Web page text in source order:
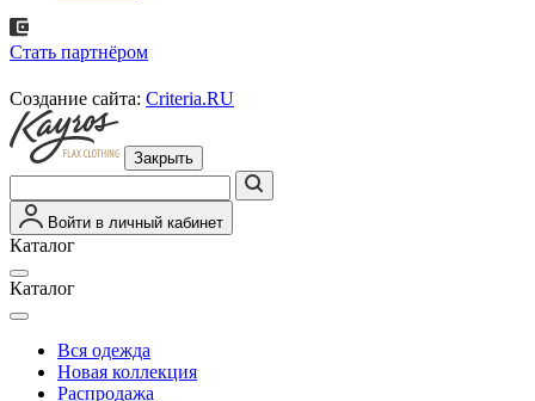
Стать партнёром
Создание сайта: Criteria.RU
Закрыть
Войти в личный кабинет
Каталог
Каталог
Вся одежда
Новая коллекция
Распродажа